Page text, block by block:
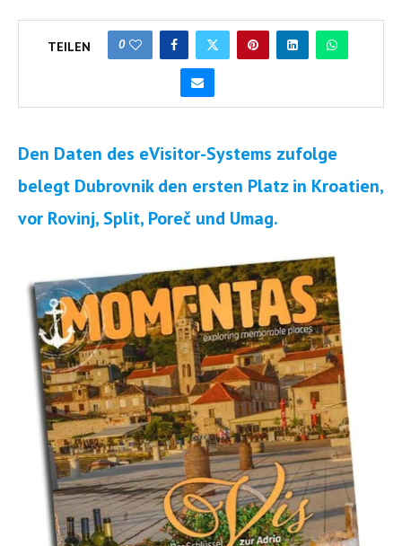
TEILEN 0
Den Daten des eVisitor-Systems zufolge
belegt Dubrovnik den ersten Platz in Kroatien,
vor Rovinj, Split, Poreč und Umag.